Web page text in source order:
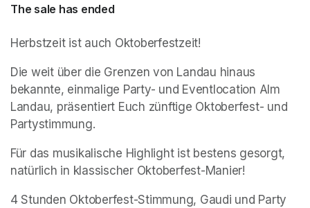
The sale has ended
Herbstzeit ist auch Oktoberfestzeit!
Die weit über die Grenzen von Landau hinaus
bekannte, einmalige Party- und Eventlocation Alm
Landau, präsentiert Euch zünftige Oktoberfest- und
Partystimmung.
Für das musikalische Highlight ist bestens gesorgt,
natürlich in klassischer Oktoberfest-Manier!
4 Stunden Oktoberfest-Stimmung, Gaudi und Party